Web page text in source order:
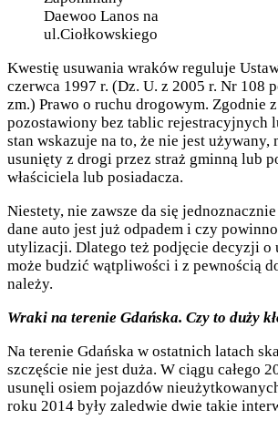
Daewoo Lanos na
ul.Ciołkowskiego
Kwestię usuwania wraków reguluje
czerwca 1997 r. (Dz. U. z 2005 r. Nr 108
zm.) Prawo o ruchu drogowym. Zgodnie
pozostawiony bez tablic rejestracyjnych
stan wskazuje na to, że nie jest używany,
usunięty z drogi przez straż gminną lub
właściciela lub posiadacza.
Niestety, nie zawsze da się
dane auto jest już odpadem i czy
utylizacji. Dlatego też podjęcie decyzji o
może budzić wątpliwości i z pewnością
należy.
Wraki na terenie Gdańska. Czy to duży
Na terenie Gdańska w ostatnich latach
szczęście nie jest duża. W ciągu całego
usunęli osiem pojazdów
roku 2014 były zaledwie dwie takie